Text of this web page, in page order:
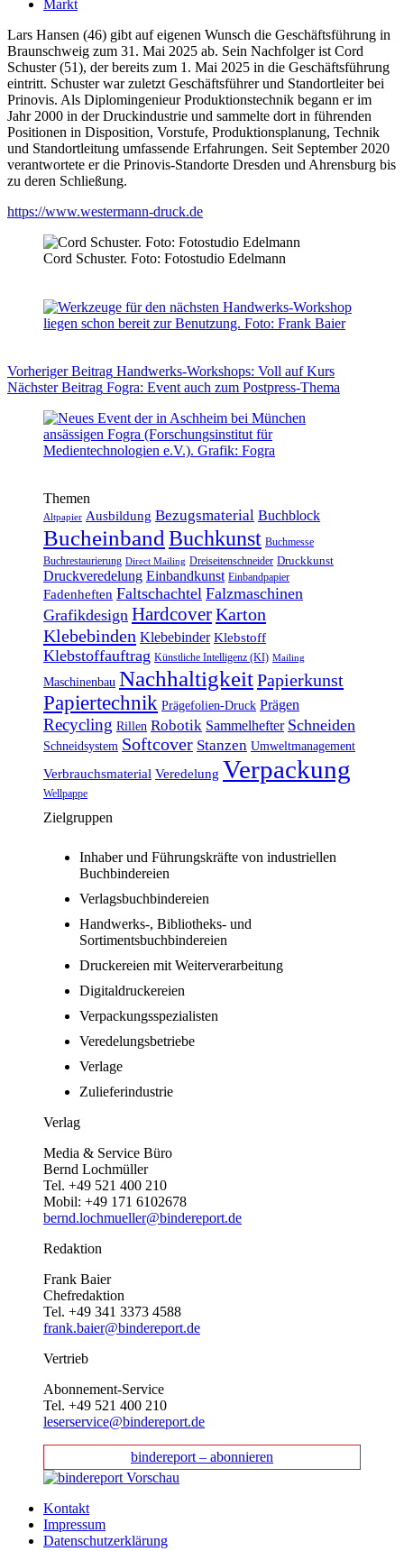
Markt
Lars Hansen (46) gibt auf eigenen Wunsch die Geschäftsführung in
Braunschweig zum 31. Mai 2025 ab. Sein Nachfolger ist Cord
Schuster (51), der bereits zum 1. Mai 2025 in die Geschäftsführung
eintritt. Schuster war zuletzt Geschäftsführer und Standortleiter bei
Prinovis. Als Diplomingenieur Produktionstechnik begann er im
Jahr 2000 in der Druckindustrie und sammelte dort in führenden
Positionen in Disposition, Vorstufe, Produktionsplanung, Technik
und Standortleitung umfassende Erfahrungen. Seit September 2020
verantwortete er die Prinovis-Standorte Dresden und Ahrensburg bis
zu deren Schließung.
https://www.westermann-druck.de
Cord Schuster. Foto: Fotostudio Edelmann
VorherigerBeitrag Handwerks-Workshops: Voll auf Kurs
NächsterBeitrag Fogra: Event auch zum Postpress-Thema
Themen
Altpapier Ausbildung Bezugsmaterial Buchblock
BucheinbandBuchkunst Buchmesse
Buchrestaurierung Direct Mailing Dreiseitenschneider Druckkunst
Druckveredelung Einbandkunst Einbandpapier
Fadenheften Faltschachtel Falzmaschinen
Grafikdesign HardcoverKarton
Klebebinden Klebebinder Klebstoff
Klebstoffauftrag Künstliche Intelligenz (KI) Mailing
Maschinenbau NachhaltigkeitPapierkunst
Papiertechnik Prägefolien-Druck Prägen
Recycling Rillen Robotik Sammelhefter Schneiden
Schneidsystem Softcover Stanzen Umweltmanagement
Verbrauchsmaterial Veredelung Verpackung
Wellpappe
Zielgruppen
Inhaber und Führungskräfte von industriellen
Buchbindereien
Verlagsbuchbindereien
Handwerks-, Bibliotheks- und
Sortimentsbuchbindereien
Druckereien mit Weiterverarbeitung
Digitaldruckereien
Verpackungsspezialisten
Veredelungsbetriebe
Verlage
Zulieferindustrie
Verlag
Media & Service Büro
Bernd Lochmüller
Tel. +49 521 400 210
Mobil: +49 171 6102678
bernd.lochmueller@bindereport.de
Redaktion
Frank Baier
Chefredaktion
Tel. +49 341 3373 4588
frank.baier@bindereport.de
Vertrieb
Abonnement-Service
Tel. +49 521 400 210
leserservice@bindereport.de
bindereport – abonnieren
Kontakt
Impressum
Datenschutzerklärung